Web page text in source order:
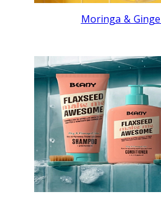
Moringa &